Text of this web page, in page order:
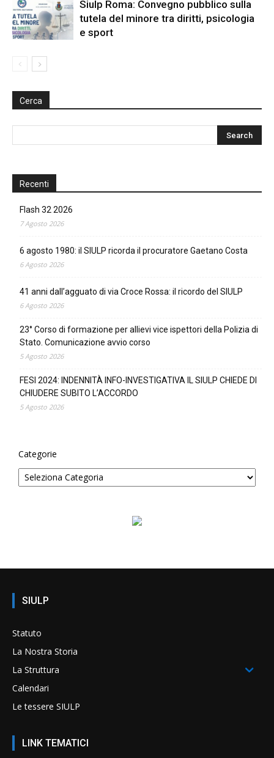
Siulp Roma: Convegno pubblico sulla
tutela del minore tra diritti, psicologia
e sport
Cerca
Recenti
Flash 32 2026
7 Agosto 2026
6 agosto 1980: il SIULP ricorda il procuratore Gaetano Costa
6 Agosto 2026
41 anni dall’agguato di via Croce Rossa: il ricordo del SIULP
6 Agosto 2026
23° Corso di formazione per allievi vice ispettori della Polizia di
Stato. Comunicazione avvio corso
5 Agosto 2026
FESI 2024: INDENNITÀ INFO-INVESTIGATIVA IL SIULP CHIEDE DI
CHIUDERE SUBITO L’ACCORDO
5 Agosto 2026
Categorie
SIULP
Statuto
La Nostra Storia
La Struttura
Calendari
Le tessere SIULP
LINK TEMATICI